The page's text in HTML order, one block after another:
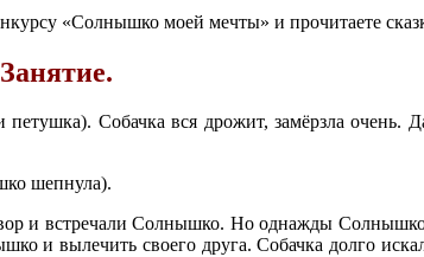
«Солнышко моей мечты» и прочитаете
Занятие.
Собачка вся дрожит, замёрзла очень.
шепнула).
и встречали Солнышко. Но однажды Солнышко
и вылечить своего друга. Собачка долго